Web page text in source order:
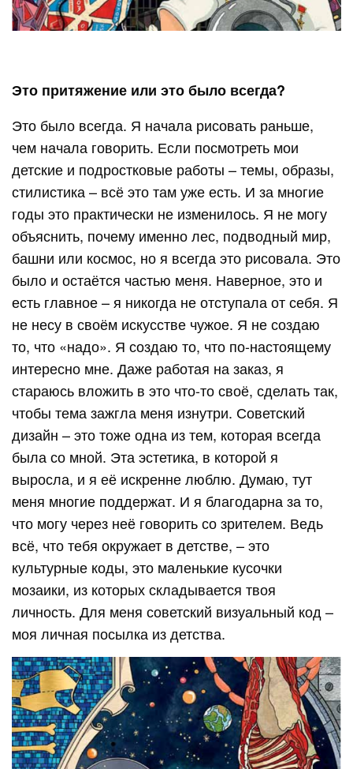
Это притяжение или это было всегда?
Это было всегда. Я начала рисовать раньше,
чем начала говорить. Если посмотреть мои
детские и подростковые работы – темы, образы,
стилистика – всё это там уже есть. И за многие
годы это практически не изменилось. Я не могу
объяснить, почему именно лес, подводный мир,
башни или космос, но я всегда это рисовала. Это
было и остаётся частью меня. Наверное, это и
есть главное – я никогда не отступала от себя. Я
не несу в своём искусстве чужое. Я не создаю
то, что «надо». Я создаю то, что по-настоящему
интересно мне. Даже работая на заказ, я
стараюсь вложить в это что-то своё, сделать так,
чтобы тема зажгла меня изнутри. Советский
дизайн – это тоже одна из тем, которая всегда
была со мной. Эта эстетика, в которой я
выросла, и я её искренне люблю. Думаю, тут
меня многие поддержат. И я благодарна за то,
что могу через неё говорить со зрителем. Ведь
всё, что тебя окружает в детстве, – это
культурные коды, это маленькие кусочки
мозаики, из которых складывается твоя
личность. Для меня советский визуальный код –
моя личная посылка из детства.